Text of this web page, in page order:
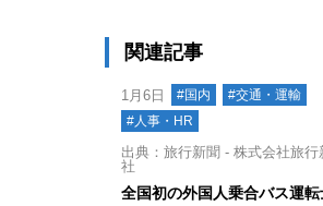
関連記事
1月6日 #国内
#交通・運輸
#人事・HR
出典：旅行新聞 - 株式会社旅行
社
全国初の外国人乗合バス運転